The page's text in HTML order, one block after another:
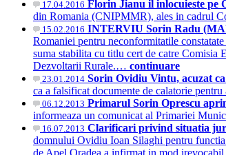
17.04.2016 Florin Jianu il inlocuieste pe
din Romania (CNIPMMR), ales in cadrul
15.02.2016 INTERVIU Sorin Radu
Romaniei pentru neconformitatile
suma stabilita cu titlu cert de catre
Dezvoltarii Rurale.… continuare
23.01.2014 Sorin Ovidiu Vintu, acuzat
ca a falsificat documente de calatorie
06.12.2013 Primarul Sorin Oprescu
informeaza un comunicat al Primariei
16.07.2013 Clarificari privind situatia
domnului Ovidiu Ioan Silaghi pentru
de Apel Oradea a infirmat in mod